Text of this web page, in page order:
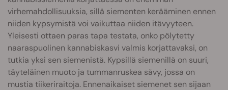
virhemahdollisuuksia, sillä siementen kerääminen ennen
niiden kypsymistä voi vaikuttaa niiden itävyyteen.
Yleisesti ottaen paras tapa testata, onko pölytetty
naaraspuolinen kannabiskasvi valmis korjattavaksi, on
tutkia yksi sen siemenistä. Kypsillä siemenillä on suuri,
täyteläinen muoto ja tummanruskea sävy, jossa on
mustia tiikeriraitoja. Ennenaikaiset siemenet sen sijaan